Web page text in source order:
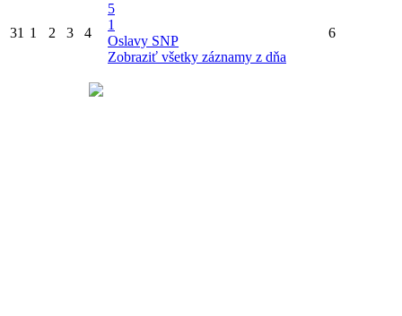
31 1 2 3 4
5
1
Oslavy SNP
Zobraziť všetky záznamy z dňa
6